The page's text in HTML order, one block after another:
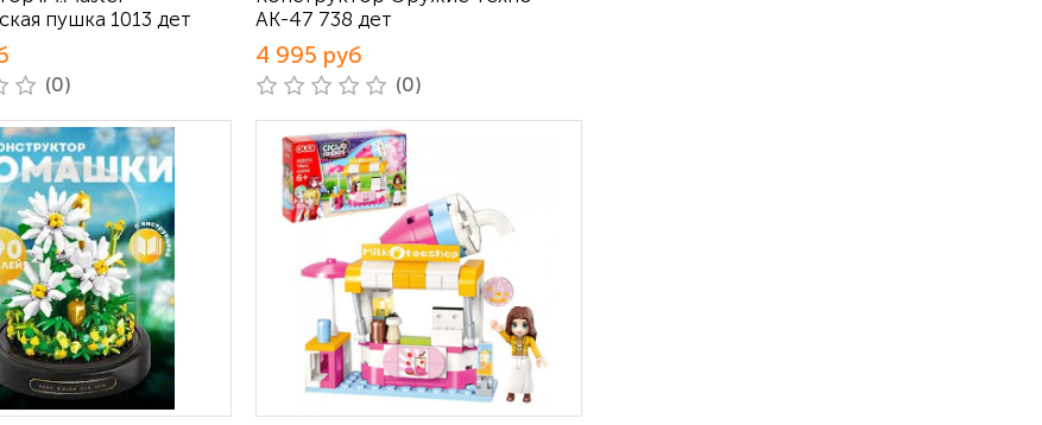
пушка 1013 дет
(0)
АК-47 738 дет
4 995 руб
(0)